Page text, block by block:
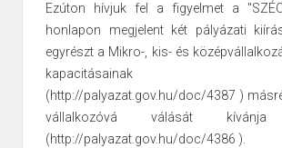
Ezúton hívjuk fel a figyelmet a
honlapon megjelent két pályázati
egyrészt a Mikro-, kis- és
kapacitásainak
(http://palyazat.gov.hu/doc/4387 )
vállalkozóvá válását kívánja
(http://palyazat.gov.hu/doc/4386 ).